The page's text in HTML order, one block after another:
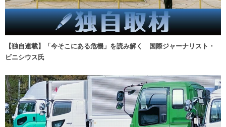
【独自連載】「今そこにある危機」を読み解く 国際ジャーナリスト・
ビニシウス氏